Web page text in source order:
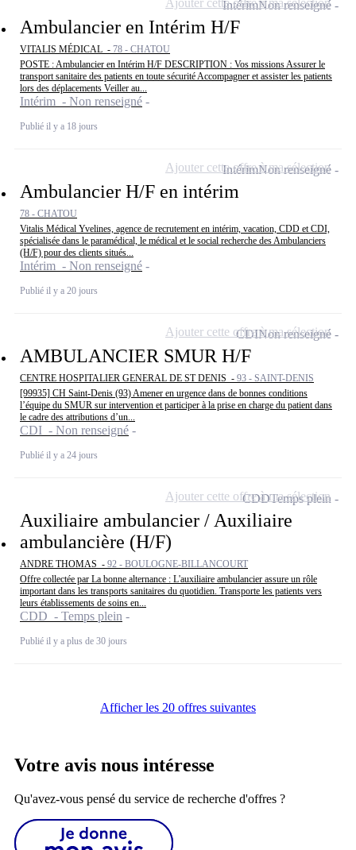
Ambulancier en Intérim H/F
VITALIS MÉDICAL - 78 - CHATOU
POSTE : Ambulancier en Intérim H/F DESCRIPTION : Vos missions Assurer le
transport sanitaire des patients en toute sécurité Accompagner et assister les patients
lors des déplacements Veiller au...
Intérim - Non renseigné
Publié il y a 18 jours
IntérimNon renseigné
Ajouter cette offre à ma sélection
Ambulancier H/F en intérim
78 - CHATOU
Vitalis Médical Yvelines, agence de recrutement en intérim, vacation, CDD et CDI,
spécialisée dans le paramédical, le médical et le social recherche des Ambulanciers
(H/F) pour des clients situés...
Intérim - Non renseigné
Publié il y a 20 jours
IntérimNon renseigné
Ajouter cette offre à ma sélection
AMBULANCIER SMUR H/F
CENTRE HOSPITALIER GENERAL DE ST DENIS - 93 - SAINT-DENIS
[99935] CH Saint-Denis (93) Amener en urgence dans de bonnes conditions
l’équipe du SMUR sur intervention et participer à la prise en charge du patient dans
le cadre des attributions d’un...
CDI - Non renseigné
Publié il y a 24 jours
CDINon renseigné
Ajouter cette offre à ma sélection
Auxiliaire ambulancier / Auxiliaire
ambulancière (H/F)
ANDRE THOMAS - 92 - BOULOGNE-BILLANCOURT
Offre collectée par La bonne alternance : L'auxiliaire ambulancier assure un rôle
important dans les transports sanitaires du quotidien. Transporte les patients vers
leurs établissements de soins en...
CDD - Temps plein
Publié il y a plus de 30 jours
CDDTemps plein
Ajouter cette offre à ma sélection
Afficher les 20 offres suivantes
Votre avis nous intéresse
Qu'avez-vous pensé du service de recherche d'offres ?